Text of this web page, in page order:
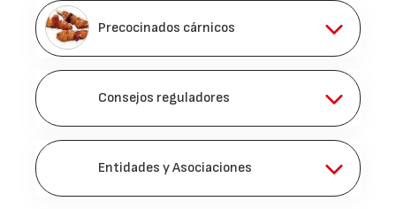
Precocinados cárnicos
Consejos reguladores
Entidades y Asociaciones